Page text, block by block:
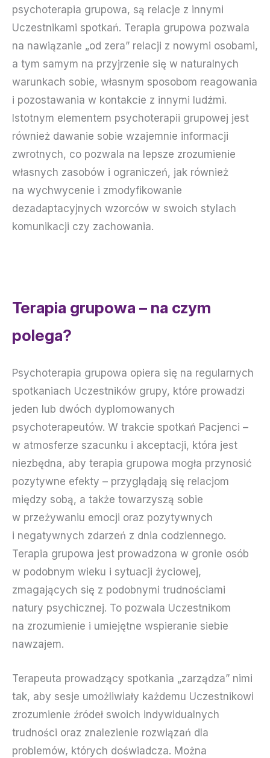
psychoterapia grupowa, są relacje z innymi
Uczestnikami spotkań. Terapia grupowa pozwala
na nawiązanie „od zera” relacji z nowymi osobami,
a tym samym na przyjrzenie się w naturalnych
warunkach sobie, własnym sposobom reagowania
i pozostawania w kontakcie z innymi ludźmi.
Istotnym elementem psychoterapii grupowej jest
również dawanie sobie wzajemnie informacji
zwrotnych, co pozwala na lepsze zrozumienie
własnych zasobów i ograniczeń, jak również
na wychwycenie i zmodyfikowanie
dezadaptacyjnych wzorców w swoich stylach
komunikacji czy zachowania.
Terapia grupowa – na czym
polega?
Psychoterapia grupowa opiera się na regularnych
spotkaniach Uczestników grupy, które prowadzi
jeden lub dwóch dyplomowanych
psychoterapeutów. W trakcie spotkań Pacjenci –
w atmosferze szacunku i akceptacji, która jest
niezbędna, aby terapia grupowa mogła przynosić
pozytywne efekty – przyglądają się relacjom
między sobą, a także towarzyszą sobie
w przeżywaniu emocji oraz pozytywnych
i negatywnych zdarzeń z dnia codziennego.
Terapia grupowa jest prowadzona w gronie osób
w podobnym wieku i sytuacji życiowej,
zmagających się z podobnymi trudnościami
natury psychicznej. To pozwala Uczestnikom
na zrozumienie i umiejętne wspieranie siebie
nawzajem.
Terapeuta prowadzący spotkania „zarządza” nimi
tak, aby sesje umożliwiały każdemu Uczestnikowi
zrozumienie źródeł swoich indywidualnych
trudności oraz znalezienie rozwiązań dla
problemów, których doświadcza. Można